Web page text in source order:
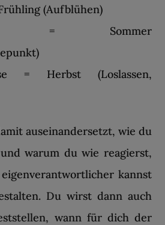
(Aufblühen)
= Sommer
= Herbst (Loslassen,
auseinandersetzt, wie du
warum du wie reagierst,
kannst
Du wirst dann auch
wann für dich der